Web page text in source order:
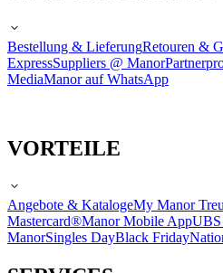
Bestellung & LieferungRetouren &
ExpressSuppliers @ Manor
MediaManor auf WhatsApp
VORTEILE
Angebote & KatalogeMy Manor
Mastercard®Manor Mobile App
ManorSingles DayBlack Friday